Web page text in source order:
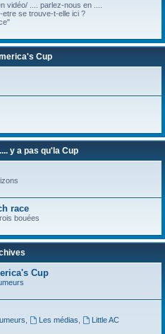
vidéo/ .... parlez-nous en ....
se trouve-t-elle ici ?
Cup
y a pas qu'la Cup
race
bouées
Cup
, Les médias,
Little AC